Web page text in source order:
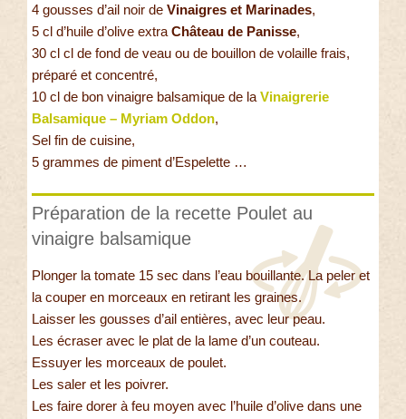
4 gousses d’ail noir de Vinaigres et Marinades,
5 cl d’huile d’olive extra Château de Panisse,
30 cl cl de fond de veau ou de bouillon de volaille frais,
préparé et concentré,
10 cl de bon vinaigre balsamique de la Vinaigrerie
Balsamique – Myriam Oddon,
Sel fin de cuisine,
5 grammes de piment d’Espelette …
Préparation de la recette Poulet au
vinaigre balsamique
Plonger la tomate 15 sec dans l’eau bouillante. La peler et
la couper en morceaux en retirant les graines.
Laisser les gousses d’ail entières, avec leur peau.
Les écraser avec le plat de la lame d’un couteau.
Essuyer les morceaux de poulet.
Les saler et les poivrer.
Les faire dorer à feu moyen avec l’huile d’olive dans une